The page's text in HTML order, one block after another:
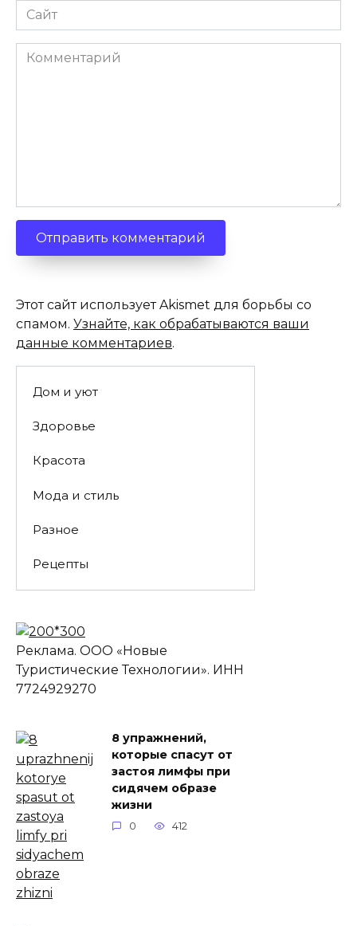
Сайт
Комментарий
Этот сайт использует Akismet для борьбы со
спамом. Узнайте, как обрабатываются ваши
данные комментариев.
Дом и уют
Здоровье
Красота
Мода и стиль
Разное
Рецепты
Реклама. ООО «Новые
Туристические Технологии». ИНН
7724929270
8 упражнений,
которые спасут от
застоя лимфы при
сидячем образе
жизни
0 412